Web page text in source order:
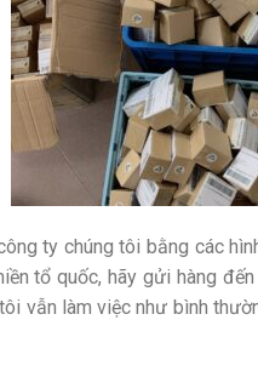
ty chúng tôi bằng các
tổ quốc, hãy gửi hàng
vẫn làm việc như bình